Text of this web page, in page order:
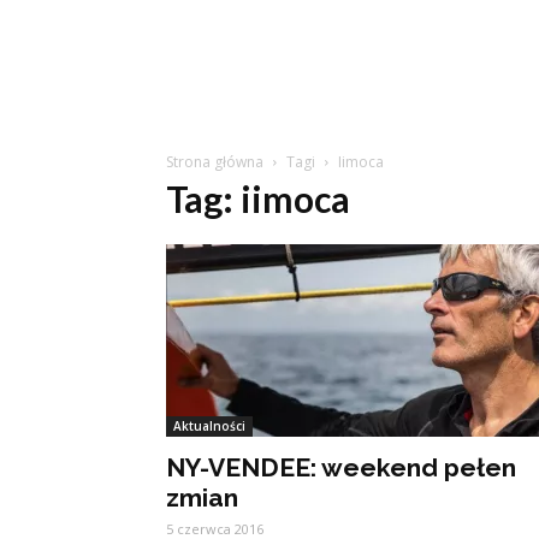
Strona główna Tagi Iimoca
Tag: iimoca
Aktualności
NY-VENDEE: weekend pełen
zmian
5 czerwca 2016